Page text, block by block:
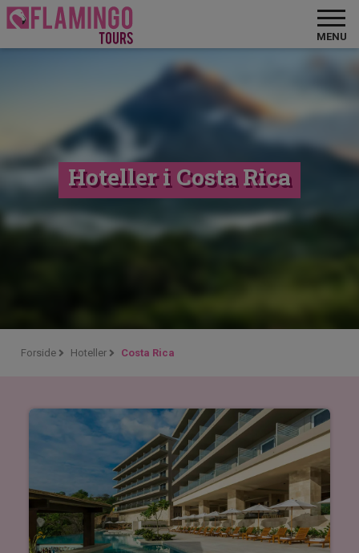
MENU
Hoteller i Costa Rica
Forside Hoteller Costa Rica